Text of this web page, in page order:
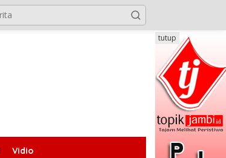
Vidio
tutup